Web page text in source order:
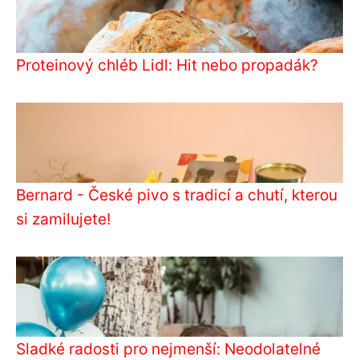
Proteinový chléb Lidl: Hit nebo propadák?
Bernard - České pivo s tradicí a chutí, kterou
si zamilujete!
Sladké radosti pro nejmenší: Neodolatelné